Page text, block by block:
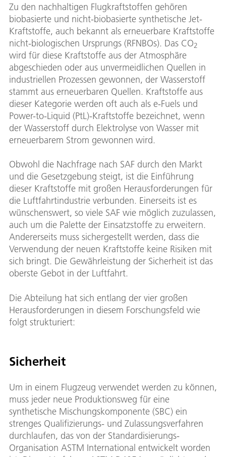
Zu den nachhaltigen Flugkraftstoffen gehören
biobasierte und nicht-biobasierte synthetische Jet-
Kraftstoffe, auch bekannt als erneuerbare Kraftstoffe
nicht-biologischen Ursprungs (RFNBOs). Das CO2
wird für diese Kraftstoffe aus der Atmosphäre
abgeschieden oder aus unvermeidlichen Quellen in
industriellen Prozessen gewonnen, der Wasserstoff
stammt aus erneuerbaren Quellen. Kraftstoffe aus
dieser Kategorie werden oft auch als e-Fuels und
Power-to-Liquid (PtL)-Kraftstoffe bezeichnet, wenn
der Wasserstoff durch Elektrolyse von Wasser mit
erneuerbarem Strom gewonnen wird.
Obwohl die Nachfrage nach SAF durch den Markt
und die Gesetzgebung steigt, ist die Einführung
dieser Kraftstoffe mit großen Herausforderungen für
die Luftfahrtindustrie verbunden. Einerseits ist es
wünschenswert, so viele SAF wie möglich zuzulassen,
auch um die Palette der Einsatzstoffe zu erweitern.
Andererseits muss sichergestellt werden, dass die
Verwendung der neuen Kraftstoffe keine Risiken mit
sich bringt. Die Gewährleistung der Sicherheit ist das
oberste Gebot in der Luftfahrt.
Die Abteilung hat sich entlang der vier großen
Herausforderungen in diesem Forschungsfeld wie
folgt strukturiert:
Sicherheit
Um in einem Flugzeug verwendet werden zu können,
muss jeder neue Produktionsweg für eine
synthetische Mischungskomponente (SBC) ein
strenges Qualifizierungs- und Zulassungsverfahren
durchlaufen, das von der Standardisierungs-
Organisation ASTM International entwickelt worden